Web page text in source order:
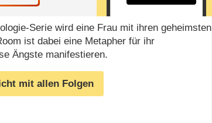
Serie wird eine Frau mit ihren geheimsten
ist dabei eine Metapher für ihr
Ängste manifestieren.
mit allen Folgen